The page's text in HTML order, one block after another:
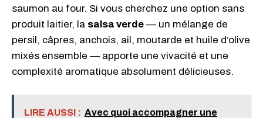
saumon au four. Si vous cherchez une option sans
produit laitier, la salsa verde — un mélange de
persil, câpres, anchois, ail, moutarde et huile d’olive
mixés ensemble — apporte une vivacité et une
complexité aromatique absolument délicieuses.
LIRE AUSSI : Avec quoi accompagner une